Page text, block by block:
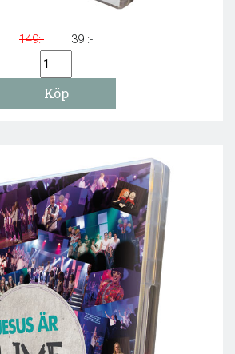
149:- 39 :-